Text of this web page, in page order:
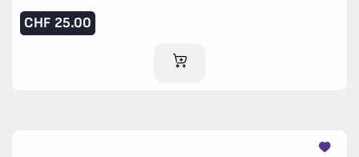
CHF 25.00
IM WARENKORB